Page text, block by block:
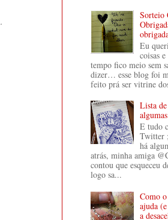
Eu
coisas
tempo fico meio sem
dizer… esse blog foi
feito prá ser vitrine
Lista
E tudo
Twitter
há
atrás, minha amiga
contou que esqueceu
logo sa...
Como
ajuda
a